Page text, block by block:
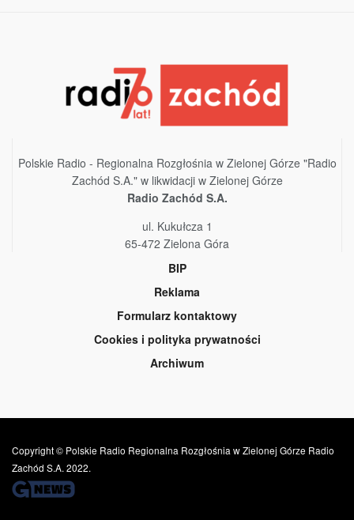
Polskie Radio - Regionalna Rozgłośnia w Zielonej Górze "Radio
Zachód S.A." w likwidacji w Zielonej Górze
Radio Zachód S.A.
ul. Kukułcza 1
65-472 Zielona Góra
BIP
Reklama
Formularz kontaktowy
Cookies i polityka prywatności
Archiwum
Copyright © Polskie Radio Regionalna Rozgłośnia w Zielonej Górze Radio
Zachód S.A. 2022.